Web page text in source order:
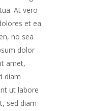
At vero
et ea
no sea
dolor
amet,
diam
ut labore
sed diam